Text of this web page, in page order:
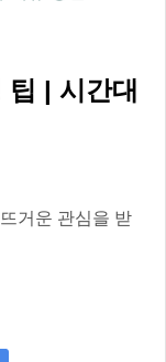
팁 | 시간대
거운 관심을 받